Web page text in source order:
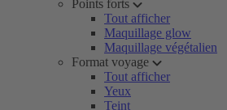
Points forts
Tout afficher
Maquillage glow
Maquillage végétalien
Format voyage
Tout afficher
Yeux
Teint